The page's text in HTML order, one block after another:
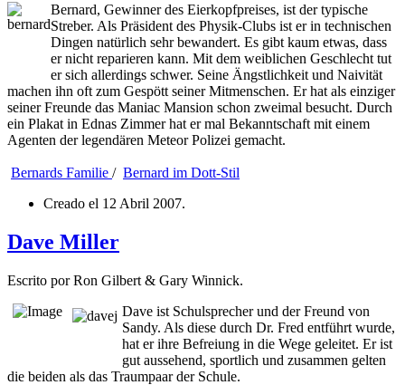
Bernard, Gewinner des Eierkopfpreises, ist der typische
Streber. Als Präsident des Physik-Clubs ist er in technischen
Dingen natürlich sehr bewandert. Es gibt kaum etwas, dass
er nicht reparieren kann. Mit dem weiblichen Geschlecht tut
er sich allerdings schwer. Seine Ängstlichkeit und Naivität
machen ihn oft zum Gespött seiner Mitmenschen. Er hat als einziger
seiner Freunde das Maniac Mansion schon zweimal besucht. Durch
ein Plakat in Ednas Zimmer hat er mal Bekanntschaft mit einem
Agenten der legendären Meteor Polizei gemacht.
Bernards Familie / Bernard im Dott-Stil
Creado el 12 Abril 2007.
Dave Miller
Escrito por Ron Gilbert & Gary Winnick.
Dave ist Schulsprecher und der Freund von
Sandy. Als diese durch Dr. Fred entführt wurde,
hat er ihre Befreiung in die Wege geleitet. Er ist
gut aussehend, sportlich und zusammen gelten
die beiden als das Traumpaar der Schule.